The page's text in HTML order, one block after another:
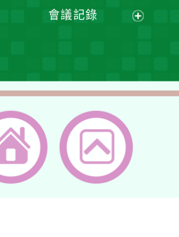
展
會議記錄
單